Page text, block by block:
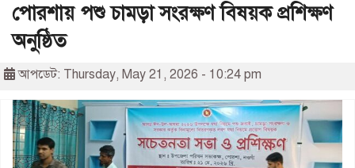
পোরশায় পশু চামড়া সংরক্ষণ বিষয়ক প্রশিক্ষণ
অনুষ্ঠিত
আপডেট: Thursday, May 21, 2026 - 10:24 pm